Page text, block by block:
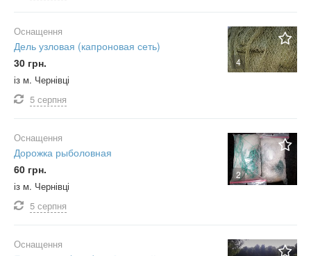
4
Оснащення
Дель узловая (капроновая сеть)
30 грн.
із м. Чернівці
5 серпня
2
Оснащення
Дорожка рыболовная
60 грн.
із м. Чернівці
5 серпня
Оснащення